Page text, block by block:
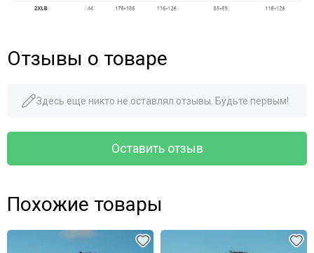
Отзывы о товаре
Здесь еще никто не оставлял отзывы. Будьте первым!
Оставить отзыв
Похожие товары